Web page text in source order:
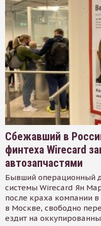
Сбежавший в
финтеха Wirecard
автозапчастями
Бывший операционный
системы Wirecard Ян
после краха компании в
в Москве, свободно
ездит на